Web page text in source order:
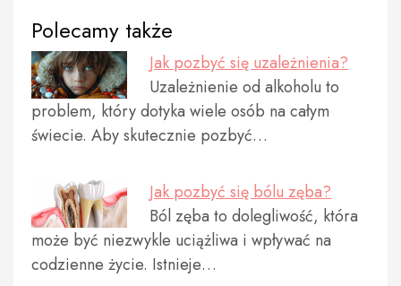
Polecamy także
Jak pozbyć się uzależnienia?
Uzależnienie od alkoholu to
problem, który dotyka wiele osób na całym
świecie. Aby skutecznie pozbyć…
Jak pozbyć się bólu zęba?
Ból zęba to dolegliwość, która
może być niezwykle uciążliwa i wpływać na
codzienne życie. Istnieje…